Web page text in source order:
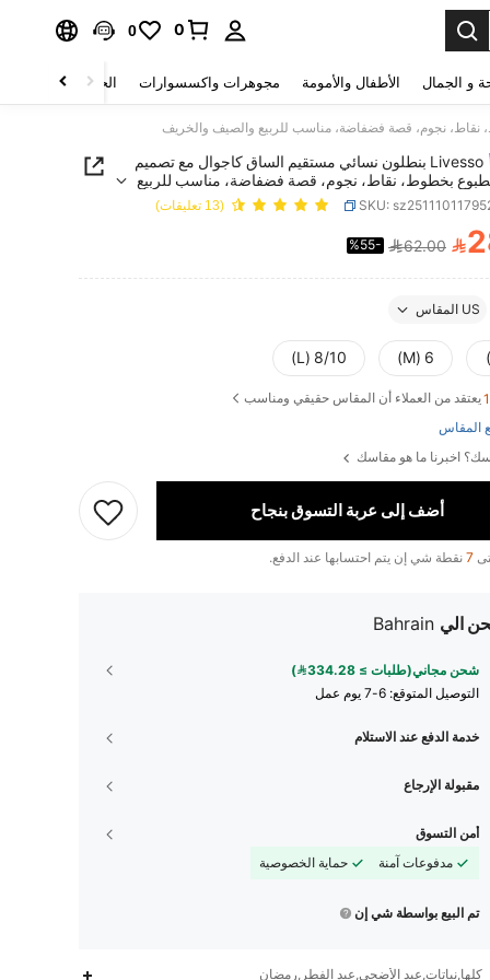
0
0
و الجمال الأطفال والأمومة مجوهرات واكسسوارات الحقائب والأمتعة
Livesso بنطلون نسائي مستقيم الساق كاجوال مع تصميم
بخطوط، نقاط، نجوم، قصة فضفاضة، مناسب للربيع
والخريف
SKU: (13 تعليقات)
PRICE AND 
62.00
%55-
US المقاس
6 (M)
8/10 (L)
يعتقد من العملاء أن المقاس حقيقي ومناسب
المقاس
اخبرنا ما هو مقاسك
أضف إلى عربة التسوق بنجاح
7 نقطة شي إن يتم احتسابها عند الدفع.
الي Bahrain
شحن مجاني(طلبات ≥ 334.28)
التوصيل المتوقع: 6-7 يوم عمل
خدمة الدفع عند الاستلام
مقبولة الإرجاع
أمن التسوق
مدفوعات آمنة
حماية الخصوصية
تم البيع بواسطة شي إن
كلها,نباتات,عيد الأضحى,عيد الفطر,رمضان